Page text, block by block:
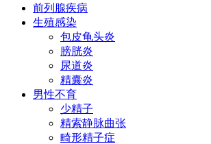
前列腺疾病
生殖感染
包皮龟头炎
膀胱炎
尿道炎
精囊炎
男性不育
少精子
精索静脉曲张
畸形精子症